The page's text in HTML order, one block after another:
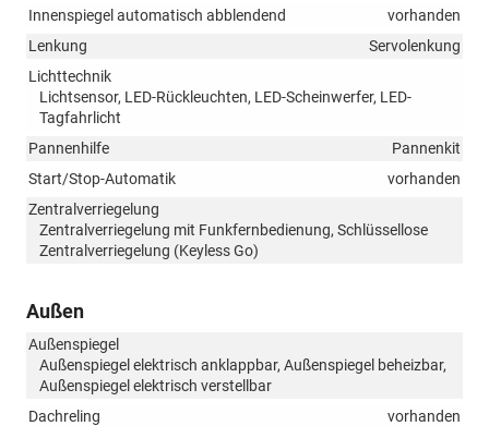
Innenspiegel automatisch abblendend
vorhanden
Lenkung
Servolenkung
Lichttechnik
Lichtsensor, LED-Rückleuchten, LED-Scheinwerfer, LED-
Tagfahrlicht
Pannenhilfe
Pannenkit
Start/Stop-Automatik
vorhanden
Zentralverriegelung
Zentralverriegelung mit Funkfernbedienung, Schlüssellose
Zentralverriegelung (Keyless Go)
Außen
Außenspiegel
Außenspiegel elektrisch anklappbar, Außenspiegel beheizbar,
Außenspiegel elektrisch verstellbar
Dachreling
vorhanden